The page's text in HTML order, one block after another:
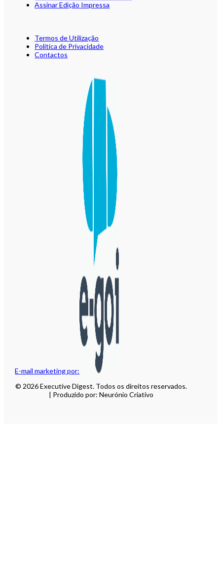
E-mail marketing por:
Assinar Edição Impressa
Termos de Utilização
Política de Privacidade
Contactos
© 2026 Executive Digest. Todos os direitos reservados.
| Produzido por: Neurónio Criativo